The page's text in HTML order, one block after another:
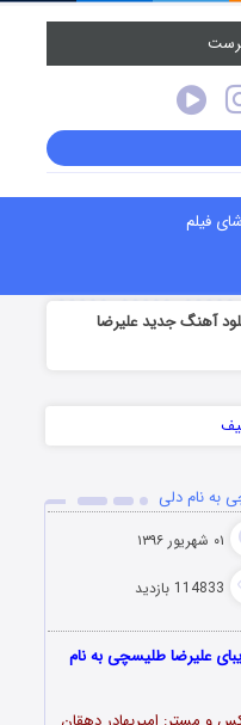
فیلم
آهنگ جدید علیرضا
به نام دلی
۰۱ شهریور ۱۳۹۶
114833 بازدید
علیرضا طلیسچی به نام